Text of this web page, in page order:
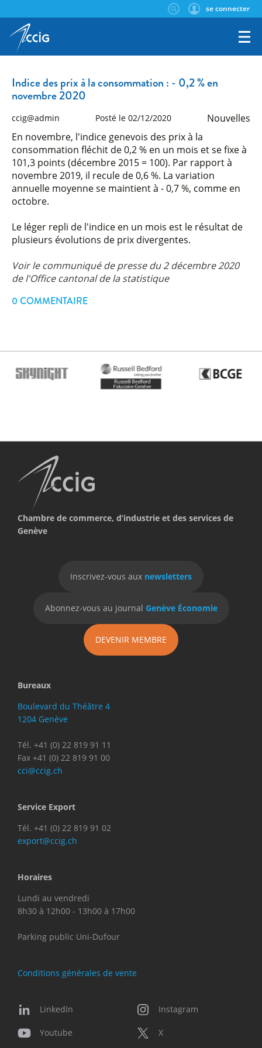
se connecter
Indice des prix à la consommation : - 0,2 % en
novembre 2020
ccig@admin Posté le 02/12/2020
Nouvelles
En novembre, l'indice genevois des prix à la
consommation fléchit de 0,2 % en un mois et se fixe à
101,3 points (décembre 2015 = 100). Par rapport à
novembre 2019, il recule de 0,6 %. La variation
annuelle moyenne se maintient à - 0,7 %, comme en
octobre.
Le léger repli de l'indice en un mois est le résultat de
plusieurs évolutions de prix divergentes.
Voir le communiqué de presse du 2 décembre 2020
de l'Office cantonal de la statistique
0 COMMENTAIRE
Chambre de commerce, d’industrie et des services de
Genève
Inscrivez-vous aux newsletters
Abonnez-vous au journal Genève Économie
DEVENIR MEMBRE
Bureaux
Boulevard du Théâtre 4
1204 Genève
Tél. +41 (0) 22 819 91 11
Fax +41 (0) 22 819 91 00
cci@ccig.ch
Service Export
Tél. +41 (0) 22 819 91 02
export@ccig.ch
Horaires
Lundi au vendredi
8h30 à 12h00 - 13h00 à 17h00
Parking public Uni-Dufour
Conditions générales de vente
LinkedIn Instagram
Youtube X